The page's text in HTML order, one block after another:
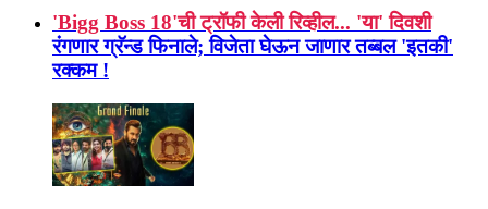
'Bigg Boss 18'ची ट्रॉफी केली रिव्हील... 'या' दिवशी
रंगणार ग्रॅन्ड फिनाले; विजेता घेऊन जाणार तब्बल 'इतकी'
रक्कम !